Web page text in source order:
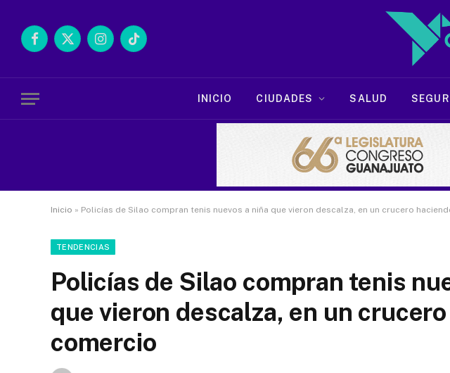
Facebook
X
InstagramTikTok
INICIO CIUDADES SALUD
Inicio » Policías de Silao compran tenis nuevos a niña que vieron descalza, en un crucero
TENDENCIAS
Policías de Silao compran tenis
que vieron descalza, en un
comercio